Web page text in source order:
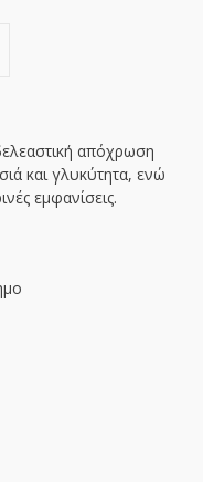
απόχρωση
και γλυκύτητα, ενώ
εμφανίσεις.